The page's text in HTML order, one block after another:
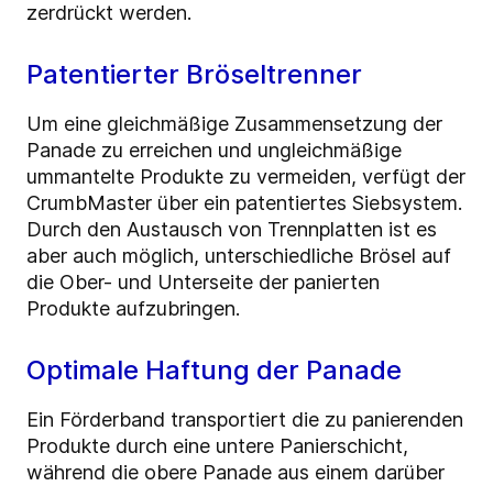
zerdrückt werden.
Patentierter Bröseltrenner
Um eine gleichmäßige Zusammensetzung der
Panade zu erreichen und ungleichmäßige
ummantelte Produkte zu vermeiden, verfügt der
CrumbMaster über ein patentiertes Siebsystem.
Durch den Austausch von Trennplatten ist es
aber auch möglich, unterschiedliche Brösel auf
die Ober- und Unterseite der panierten
Produkte aufzubringen.
Optimale Haftung der Panade
Ein Förderband transportiert die zu panierenden
Produkte durch eine untere Panierschicht,
während die obere Panade aus einem darüber